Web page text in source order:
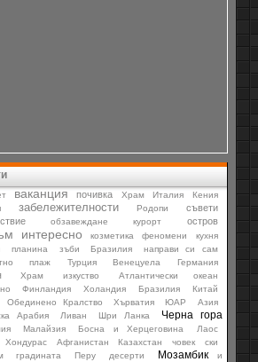
ваканция почивка Храм Италия
Кения
забележителности Родопи
съвети
обзавеждане курорт остров
интересно козметика феномени
кухня
планина зъби Бразилия
направи си сам
плаж Турция Венецуела Германия
Храм изкуство
Атлантически океан
Финландия Холандия Бразилия
Китай
Обединено Кралство Хърватия ЮАР
Азия
Арабия
Ливан Шри Ланка Черна гора
Малайзия Босна и Херцеговина
Лаос
Хондурас Афганистан Казахстан човек
ски
градината Перу десерти Мозамбик
и